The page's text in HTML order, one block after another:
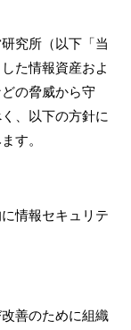
究所（以下「当
た情報資産およ
の脅威から守
、以下の方針に
す。
情報セキュリテ
善のために組織